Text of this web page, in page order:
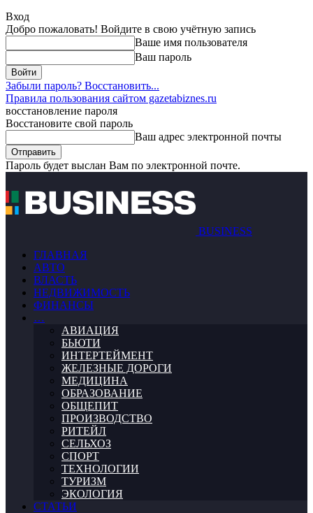
Вход
Добро пожаловать! Войдите в свою учётную запись
Ваше имя пользователя
Ваш пароль
Забыли пароль? Восстановить...
Правила пользования сайтом gazetabiznes.ru
восстановление пароля
Восстановите свой пароль
Ваш адрес электронной почты
Пароль будет выслан Вам по электронной почте.
BUSINESS
ГЛАВНАЯ
АВТО
ВЛАСТЬ
НЕДВИЖИМОСТЬ
ФИНАНСЫ
…
АВИАЦИЯ
БЬЮТИ
ИНТЕРТЕЙМЕНТ
ЖЕЛЕЗНЫЕ ДОРОГИ
МЕДИЦИНА
ОБРАЗОВАНИЕ
ОБЩЕПИТ
ПРОИЗВОДСТВО
РИТЕЙЛ
СЕЛЬХОЗ
СПОРТ
ТЕХНОЛОГИИ
ТУРИЗМ
ЭКОЛОГИЯ
СТАТЬИ